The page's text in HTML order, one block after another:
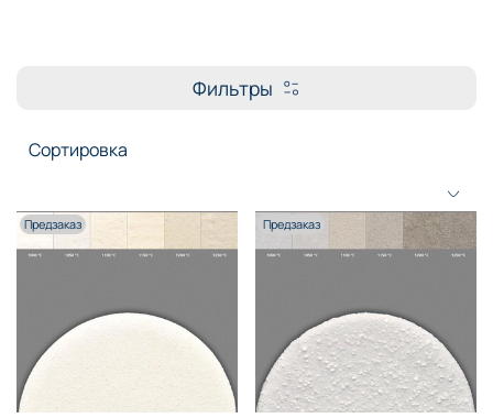
Фильтры
Предзаказ Предзаказ